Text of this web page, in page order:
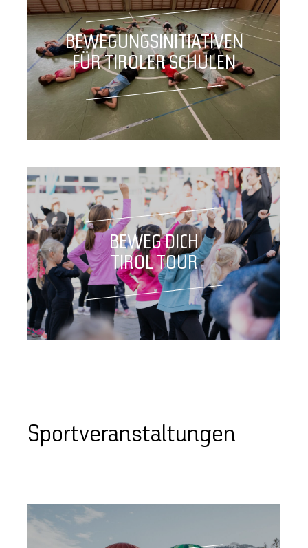
BEWEGUNGSINITIATIVEN
FÜR TIROLER SCHULEN
BEWEG DICH
TIROL TOUR
Sportveranstaltungen